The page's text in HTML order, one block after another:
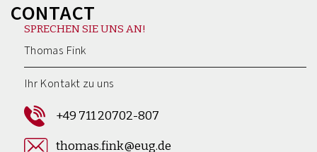
CONTACT
SPRECHEN SIE UNS AN!
Thomas Fink
Ihr Kontakt zu uns
+49 711 20702-807
thomas.fink@eug.de